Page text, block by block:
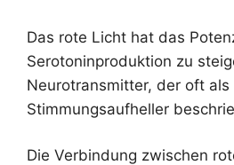
Das rote Licht hat das
Serotoninproduktion zu
Neurotransmitter, der oft als
Stimmungsaufheller
Die Verbindung zwischen